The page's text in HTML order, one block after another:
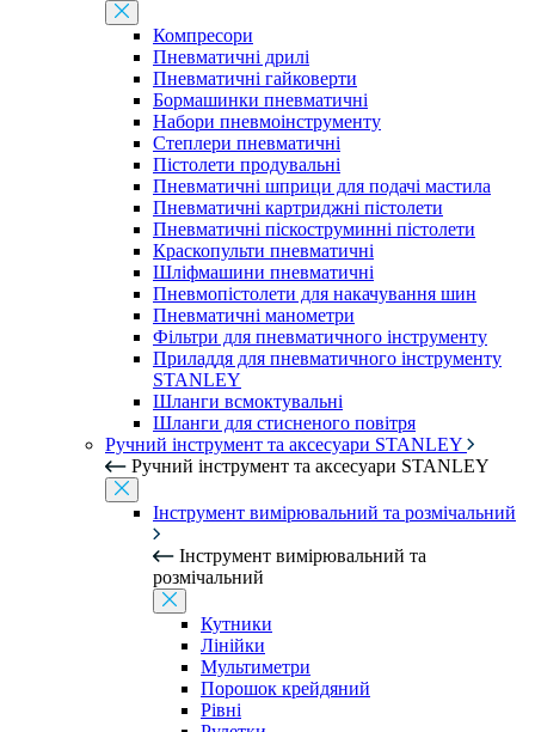
Компресори
Пневматичні дрилі
Пневматичні гайковерти
Бормашинки пневматичні
Набори пневмоінструменту
Степлери пневматичні
Пістолети продувальні
Пневматичні шприци для подачі мастила
Пневматичні картриджні пістолети
Пневматичні піскоструминні пістолети
Краскопульти пневматичні
Шліфмашини пневматичні
Пневмопістолети для накачування шин
Пневматичні манометри
Фільтри для пневматичного інструменту
Приладдя для пневматичного інструменту
STANLEY
Шланги всмоктувальні
Шланги для стисненого повітря
Ручний інструмент та аксесуари STANLEY
Ручний інструмент та аксесуари STANLEY
Інструмент вимірювальний та розмічальний
Інструмент вимірювальний та
розмічальний
Кутники
Лінійки
Мультиметри
Порошок крейдяний
Рівні